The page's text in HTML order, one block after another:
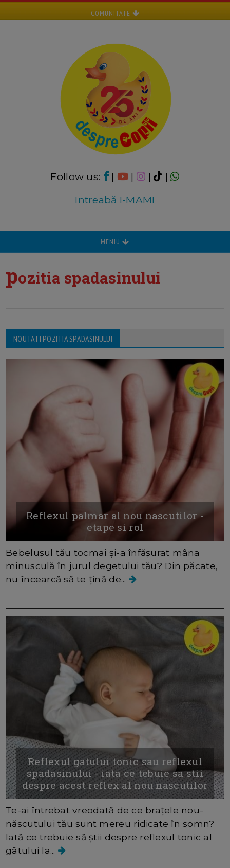
COMUNITATE
Follow us: | | |
|
Intreabă I-MAMI
MENIU
pozitia spadasinului
NOUTATI POZITIA SPADASINULUI
Reflexul palmar al nou nascutilor -
etape si rol
Bebelușul tău tocmai și-a înfășurat mâna
minusculă în jurul degetului tău? Din păcate,
nu încearcă să te țină de...
Reflexul gatului tonic sau reflexul
spadasinului - iata ce tebuie sa stii
despre acest reflex al nou nascutilor
Te-ai întrebat vreodată de ce brațele nou-
născutului tău sunt mereu ridicate în somn?
Iată ce trebuie să știi despre reflexul tonic al
gâtului la...